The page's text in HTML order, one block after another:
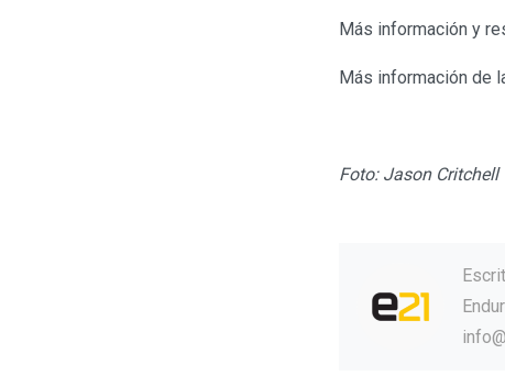
Más información y
Más información de
Foto: Jason Critchell